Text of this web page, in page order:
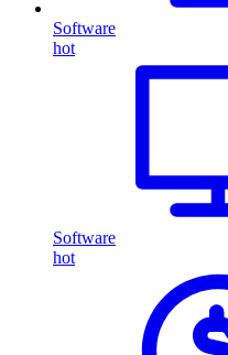
Software
hot
Software
hot